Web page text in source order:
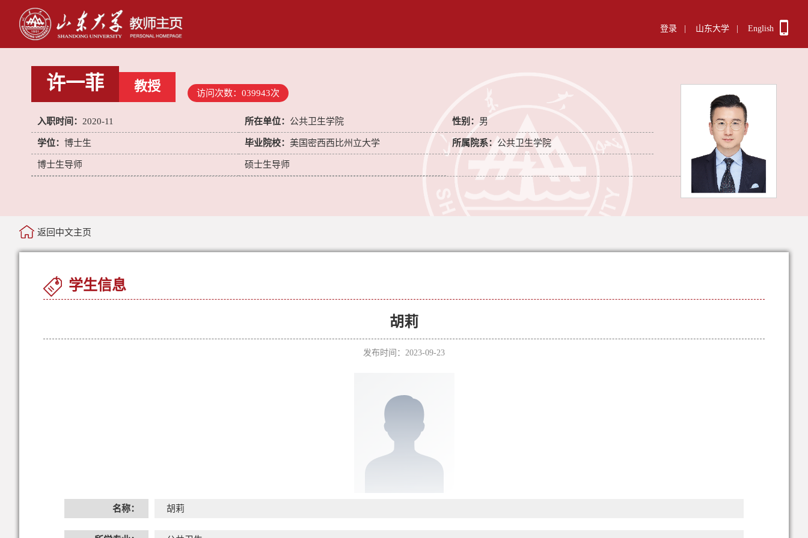
登录 山东大学 English
许一菲 教授 访问次数： 039943次
入职时间： 2020-11 所在单位： 公共卫生学院 性别： 男
学位： 博士生 毕业院校： 美国密西西比州立大学 所属院系： 公共卫生学院
博士生导师 硕士生导师
返回中文主页
学生信息
胡莉
发布时间：2023-09-23
名称： 胡莉